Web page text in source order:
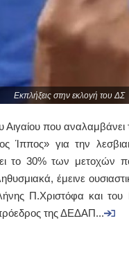
Εκπλήξεις στην εκλογή του ΔΣ
που αναλαμβάνει
Ίππος» για την
το 30% των μετοχών
έμεινε
Π.Χριστόφα και του
της ΔΕΔΑΠ...